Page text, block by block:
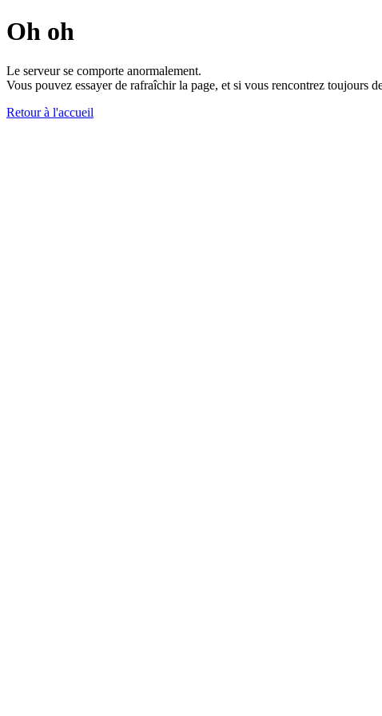
Oh oh
Le serveur se comporte anormalement.
Vous pouvez essayer de rafraîchir la page, et si vous rencontrez toujours
Retour à l'accueil